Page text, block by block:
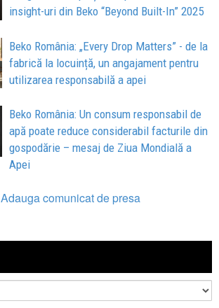
insight-uri din Beko “Beyond Built-In” 2025
Beko România: „Every Drop Matters” - de la
fabrică la locuință, un angajament pentru
utilizarea responsabilă a apei
Beko România: Un consum responsabil de
apă poate reduce considerabil facturile din
gospodărie – mesaj de Ziua Mondială a
Apei
Adauga comunicat de presa